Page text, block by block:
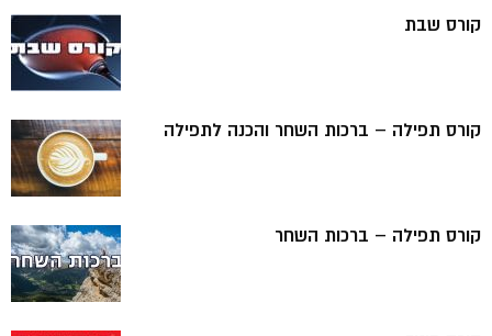
קורס שבת
קורס תפילה – ברכות השחר והכנה לתפילה
קורס תפילה – ברכות השחר